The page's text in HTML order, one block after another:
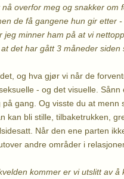
overfor meg og snakker om
de få gangene hun gir etter
minner ham på at vi
det har gått 3 måneder siden
og hva gjør vi når de
- og det visuelle.
gang. Og visste du at menn
kan bli stille, tilbaketrukken,
Når den ene parten
andre områder i
kommer er vi utslitt av